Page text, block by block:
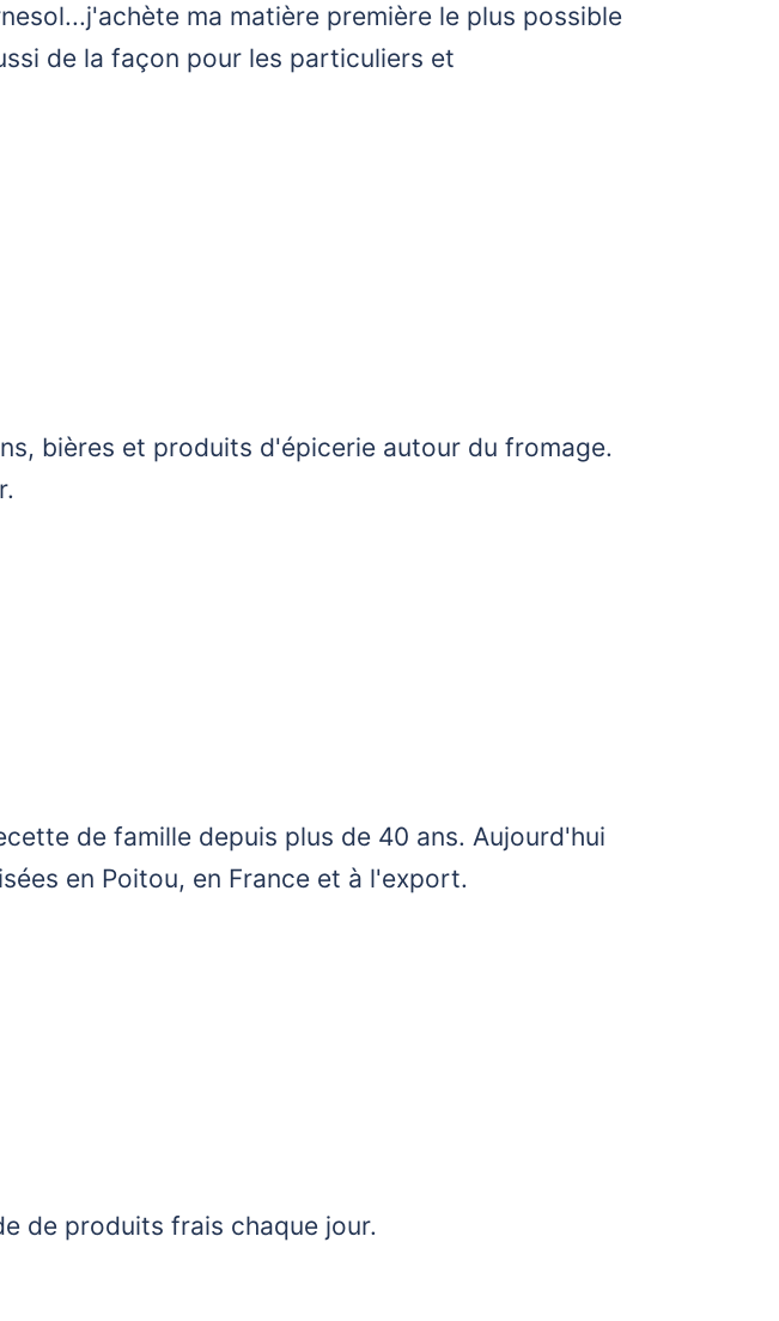
ma matière première le plus possible
de la façon pour les particuliers et
bières et produits d'épicerie autour du fromage.
de famille depuis plus de 40 ans. Aujourd'hui
en Poitou, en France et à l'export.
de produits frais chaque jour.